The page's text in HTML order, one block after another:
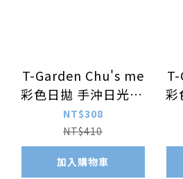
T-Garden Chu's me
彩色日拋 手沖日光10
片裝/盒
NT$308
NT$410
加入購物車
彩